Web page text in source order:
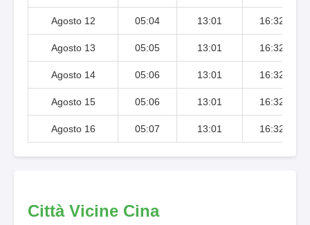
Agosto 12 05:04 13:01 16:32
Agosto 13 05:05 13:01 16:32
Agosto 14 05:06 13:01 16:32
Agosto 15 05:06 13:01 16:32
Agosto 16 05:07 13:01 16:32
Città Vicine Cina